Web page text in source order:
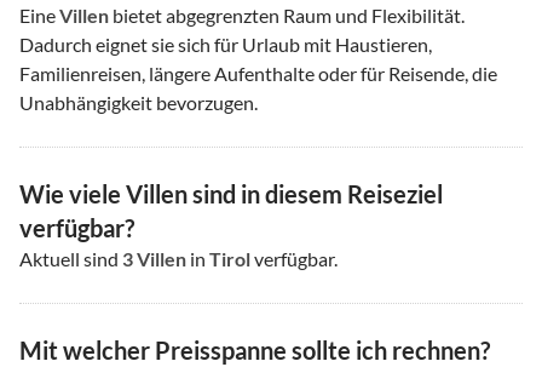
EineVillen bietet abgegrenzten Raum und Flexibilität.
Dadurch eignet sie sich für Urlaub mit Haustieren,
Familienreisen, längere Aufenthalte oder für Reisende, die
Unabhängigkeit bevorzugen.
Wie viele Villen sind in diesem Reiseziel
verfügbar?
Aktuell sind 3Villen in Tirolverfügbar.
Mit welcher Preisspanne sollte ich rechnen?